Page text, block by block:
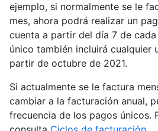
ejemplo, si normalmente se le
mes, ahora podrá realizar un
cuenta a partir del día 7 de
único también incluirá cualquier
partir de octubre de 2021.
Si actualmente se le factura
cambiar a la facturación anual,
frecuencia de los pagos únicos.